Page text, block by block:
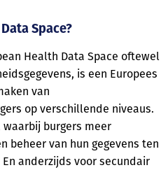
Space?
Health Data Space oftewel
is een Europees
van
op verschillende niveaus.
waarbij burgers meer
beheer van hun gegevens ten
anderzijds voor secundair